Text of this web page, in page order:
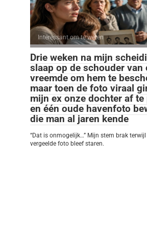
Interessant om te weten
Drie weken na mijn
slaap op de schouder van
vreemde om hem te
maar toen de foto viraal
mijn ex onze dochter af
en één oude havenfoto
die man al jaren kende
“Dat is onmogelijk…” Mijn stem brak
vergeelde foto bleef staren.